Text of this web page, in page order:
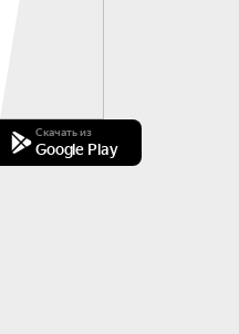
Скачать из
Google Play